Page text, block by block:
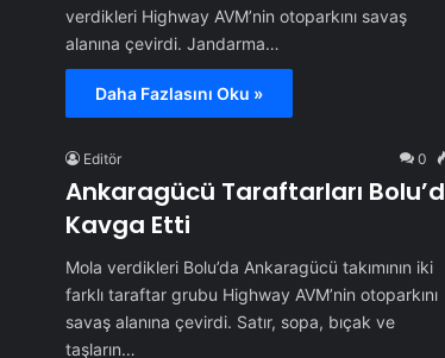
verdikleri Highway AVM’nin otoparkını savaş
alanına çevirdi. Jandarma…
Daha Fazlasını Oku »
Editör 0
Ankaragücü Taraftarları
Kavga Etti
Mola verdikleri Bolu’da Ankaragücü takımının iki
farklı taraftar grubu Highway AVM’nin otoparkını
savaş alanına çevirdi. Satır, sopa, bıçak ve
taşların…